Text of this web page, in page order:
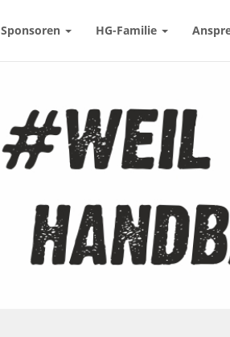
Sponsoren HG-Familie